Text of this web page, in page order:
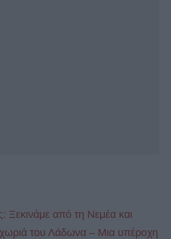
Ξεκινάμε από τη Νεμέα και
του Λάδωνα – Μια υπέροχη